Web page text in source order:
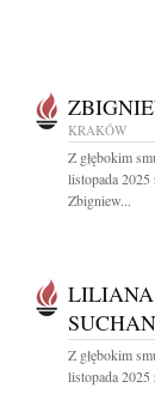
KRAKÓW
Z głębokim
listopada
Zbigniew...
LILIANA
SUCHAN
Z głębokim
listopada 2025